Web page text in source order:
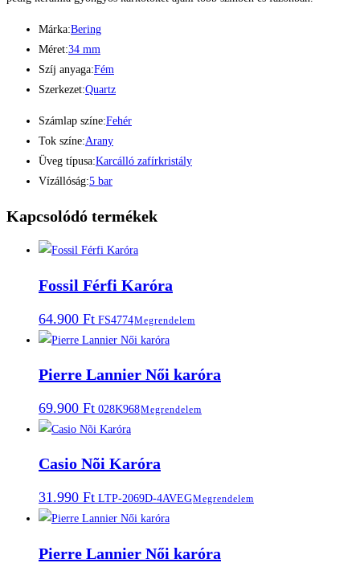
Márka:Bering
Méret:34 mm
Szíj anyaga:Fém
Szerkezet:Quartz
Számlap színe:Fehér
Tok színe:Arany
Üveg típusa:Karcálló zafírkristály
Vízállóság:5 bar
Kapcsolódó termékek
Fossil Férfi Karóra
64.900 Ft FS4774Megrendelem
Pierre Lannier Női karóra
69.900 Ft 028K968Megrendelem
Casio Nõi Karóra
31.990 Ft LTP-2069D-4AVEGMegrendelem
Pierre Lannier Női karóra